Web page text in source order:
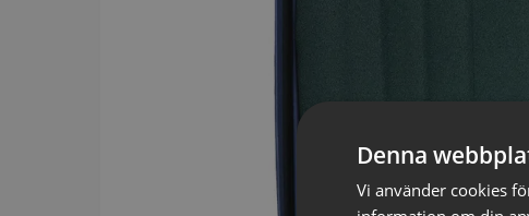
Denna
Vi använder cookies